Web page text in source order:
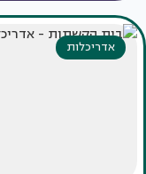
אדריכלות